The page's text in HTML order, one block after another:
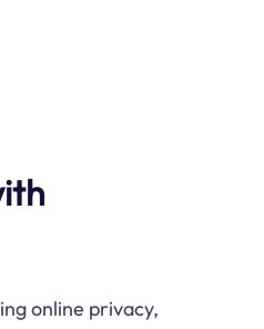
online privacy,